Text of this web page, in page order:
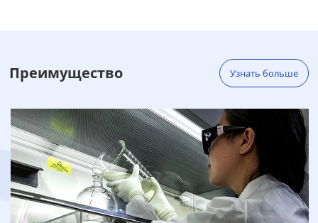
Преимущество Узнать больше